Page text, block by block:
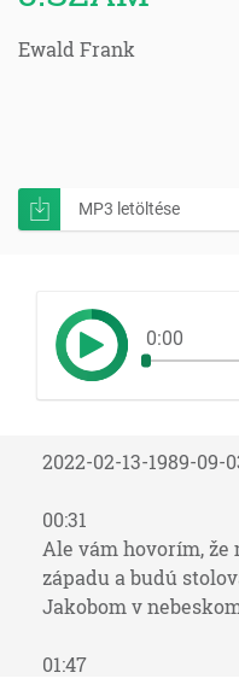
Ewald Frank
MP3 letöltése
0:00
2022-02-13-1989-09-
00:31
Ale vám hovorím,
západu a budú
Jakobom v
01:47